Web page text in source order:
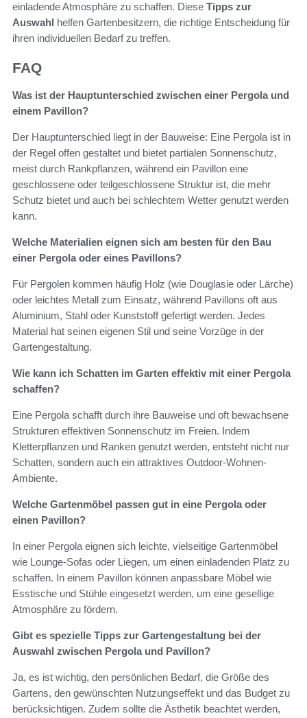
einladende Atmosphäre zu schaffen. Diese Tipps zur
Auswahl helfen Gartenbesitzern, die richtige Entscheidung für
ihren individuellen Bedarf zu treffen.
FAQ
Was ist der Hauptunterschied zwischen einer Pergola und
einem Pavillon?
Der Hauptunterschied liegt in der Bauweise: Eine Pergola ist in
der Regel offen gestaltet und bietet partialen Sonnenschutz,
meist durch Rankpflanzen, während ein Pavillon eine
geschlossene oder teilgeschlossene Struktur ist, die mehr
Schutz bietet und auch bei schlechtem Wetter genutzt werden
kann.
Welche Materialien eignen sich am besten für den Bau
einer Pergola oder eines Pavillons?
Für Pergolen kommen häufig Holz (wie Douglasie oder Lärche)
oder leichtes Metall zum Einsatz, während Pavillons oft aus
Aluminium, Stahl oder Kunststoff gefertigt werden. Jedes
Material hat seinen eigenen Stil und seine Vorzüge in der
Gartengestaltung.
Wie kann ich Schatten im Garten effektiv mit einer Pergola
schaffen?
Eine Pergola schafft durch ihre Bauweise und oft bewachsene
Strukturen effektiven Sonnenschutz im Freien. Indem
Kletterpflanzen und Ranken genutzt werden, entsteht nicht nur
Schatten, sondern auch ein attraktives Outdoor-Wohnen-
Ambiente.
Welche Gartenmöbel passen gut in eine Pergola oder
einen Pavillon?
In einer Pergola eignen sich leichte, vielseitige Gartenmöbel
wie Lounge-Sofas oder Liegen, um einen einladenden Platz zu
schaffen. In einem Pavillon können anpassbare Möbel wie
Esstische und Stühle eingesetzt werden, um eine gesellige
Atmosphäre zu fördern.
Gibt es spezielle Tipps zur Gartengestaltung bei der
Auswahl zwischen Pergola und Pavillon?
Ja, es ist wichtig, den persönlichen Bedarf, die Größe des
Gartens, den gewünschten Nutzungseffekt und das Budget zu
berücksichtigen. Zudem sollte die Ästhetik beachtet werden,